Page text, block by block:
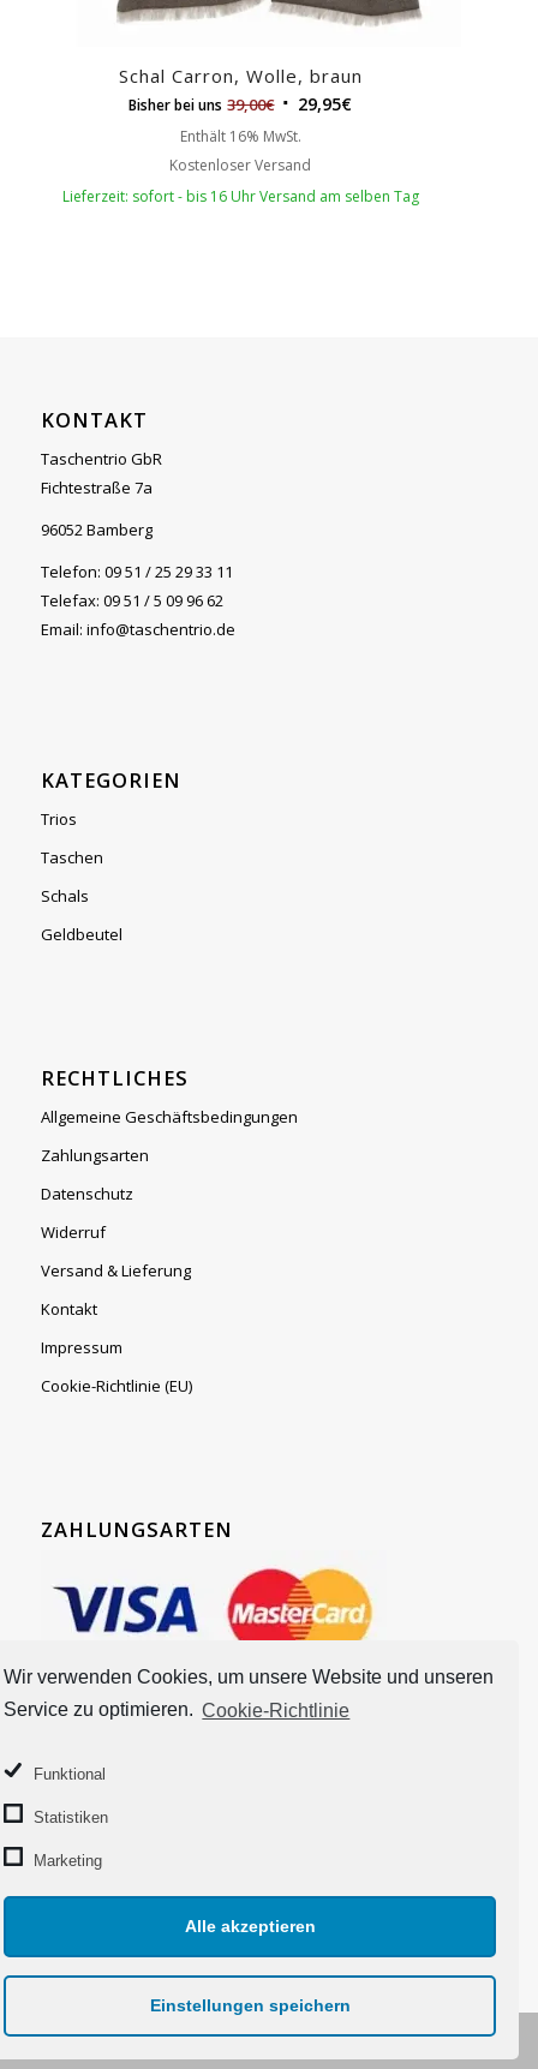
Wir verwenden Cookies, um unsere Website und unseren
Service zu optimieren. Cookie-Richtlinie
Funktional
Statistiken
Marketing
Alle akzeptieren
Einstellungen speichern
Schal Carron, Wolle, braun
Bisher bei uns 39,00€ 29,95€
Enthält 16% MwSt.
Kostenloser Versand
Lieferzeit: sofort - bis 16 Uhr Versand am selben Tag
KONTAKT
Taschentrio GbR
Fichtestraße 7a
96052 Bamberg
Telefon: 09 51 / 25 29 33 11
Telefax: 09 51 / 5 09 96 62
Email: info@taschentrio.de
KATEGORIEN
Trios
Taschen
Schals
Geldbeutel
RECHTLICHES
Allgemeine Geschäftsbedingungen
Zahlungsarten
Datenschutz
Widerruf
Versand & Lieferung
Kontakt
Impressum
Cookie-Richtlinie (EU)
ZAHLUNGSARTEN